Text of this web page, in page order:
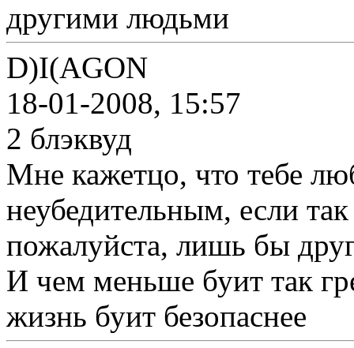
другими людьми
D)I(AGON
18-01-2008, 15:57
2 блэквуд
Мне кажетцо, что тебе
неубедительным, если
пожалуйста, лишь бы
И чем меньше буит так
жизнь буит безопаснее